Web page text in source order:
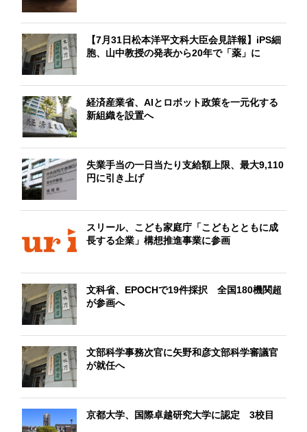
【7月31日松本洋平文科大臣会見詳報】iPS細
胞、山中教授の発表から20年で「薬」に
経済産業省、AIとロボット政策を一元化する
新組織を設置へ
失業手当の一日当たり支給額上限、最大9,110
円に引き上げ
スリール、こども家庭庁「こどもとともに成
長する企業」構想推進事業に参画
文科省、EPOCHで19件採択 全国180機関超
が参画へ
文部科学事務次官に矢野和彦文部科学審議官
が就任へ
京都大学、国際卓越研究大学に認定 3校目